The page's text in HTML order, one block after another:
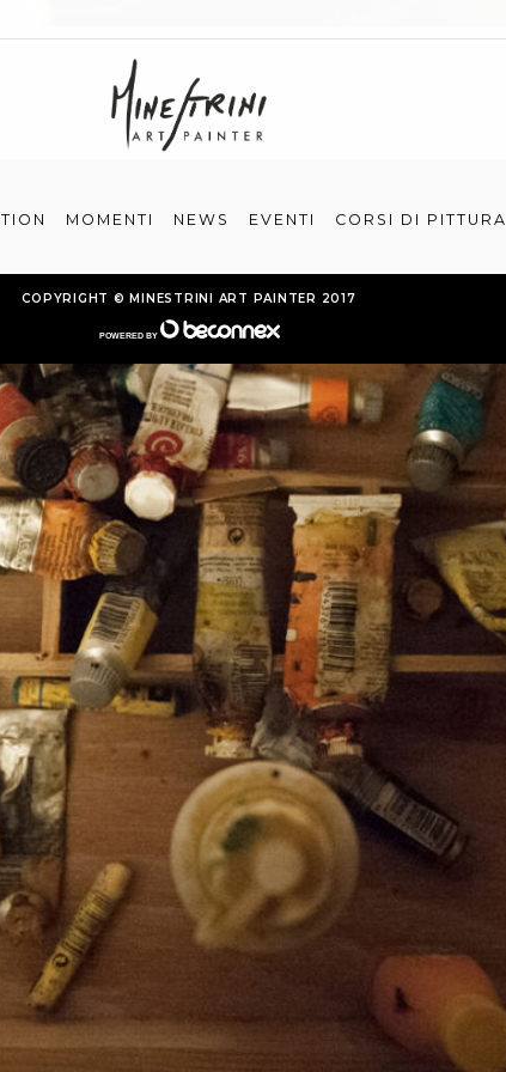
MOMENTI NEWS EVENTI CORSI DI PITTURA
COPYRIGHT © MINESTRINI ART PAINTER 2017
POWERED BY